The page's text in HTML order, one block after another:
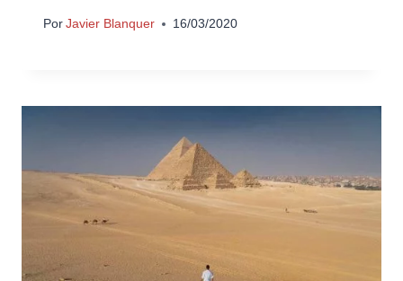
Por Javier Blanquer 16/03/2020